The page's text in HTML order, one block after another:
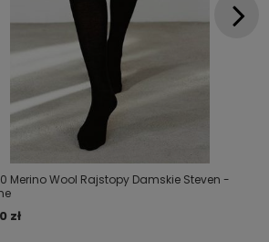
Merino Wool Rajstopy Damskie Steven -
zł